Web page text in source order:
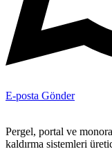
E-posta Gönder
Pergel, portal ve
kaldırma sistemleri